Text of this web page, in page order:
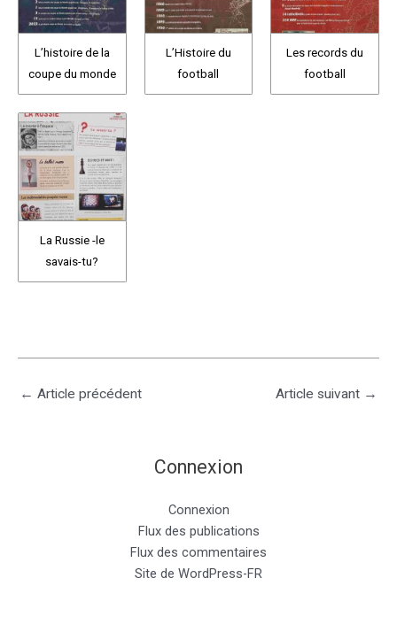
L’histoire de la
coupe du monde
L’Histoire du
football
Les records du
football
La Russie -le
savais-tu?
← Article précédent Article suivant →
Connexion
Connexion
Flux des publications
Flux des commentaires
Site de WordPress-FR